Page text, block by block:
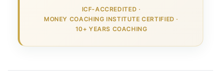
ICF-ACCREDITED ·
MONEY COACHING INSTITUTE CERTIFIED ·
10+ YEARS COACHING